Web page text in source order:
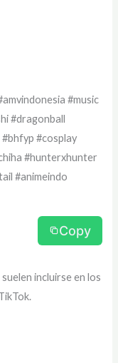
#music
#dragonball
#bhfyp #cosplay
#hunterxhunter
#animeindo
Copy
incluirse en los